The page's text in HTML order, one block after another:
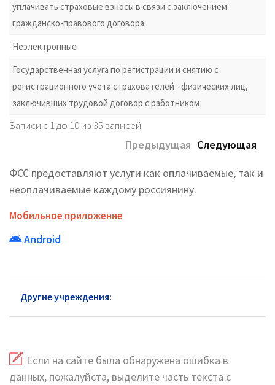
уплачивать страховые взносы в связи с заключением
гражданско-правового договора
Неэлектронные
Государственная услуга по регистрации и снятию с
регистрационного учета страхователей - физических лиц,
заключивших трудовой договор с работником
Записи с 1 до 10 из 35 записей
Предыдущая Следующая
ФСС предоставляют услуги как оплачиваемые, так и
неоплачиваемые каждому россиянину.
Мобильное приложение
Android
Другие учреждения:
Если на сайте была обнаружена ошибка в
данных, пожалуйста, выделите часть текста с